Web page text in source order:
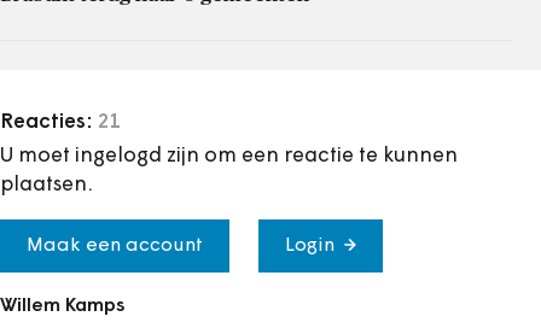
Reacties: 21
U moet ingelogd zijn om een reactie te kunnen
plaatsen.
Maak een account Login
Willem Kamps